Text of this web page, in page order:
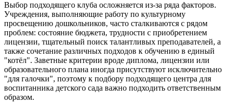
Выбор подходящего клуба осложняется из-за ряда факторов.
Учреждения, выполняющие работу по культурному
просвещению дошкольников, часто сталкиваются с рядом
проблем: состояние бюджета, трудности с приобретением
лицензии, тщательный поиск талантливых преподавателей, а
также сочетание различных подходов к обучению в единый
"котёл". Заветные критерии вроде диплома, лицензии или
образовательного плана иногда присутствуют исключительно
"для галочки", поэтому к подбору подходящего центра для
воспитанника детского сада важно подходить ответственным
образом.